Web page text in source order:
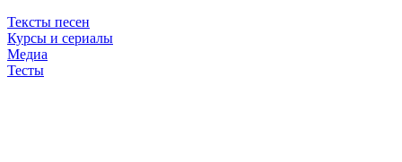
Тексты песен
Курсы и сериалы
Медиа
Тесты